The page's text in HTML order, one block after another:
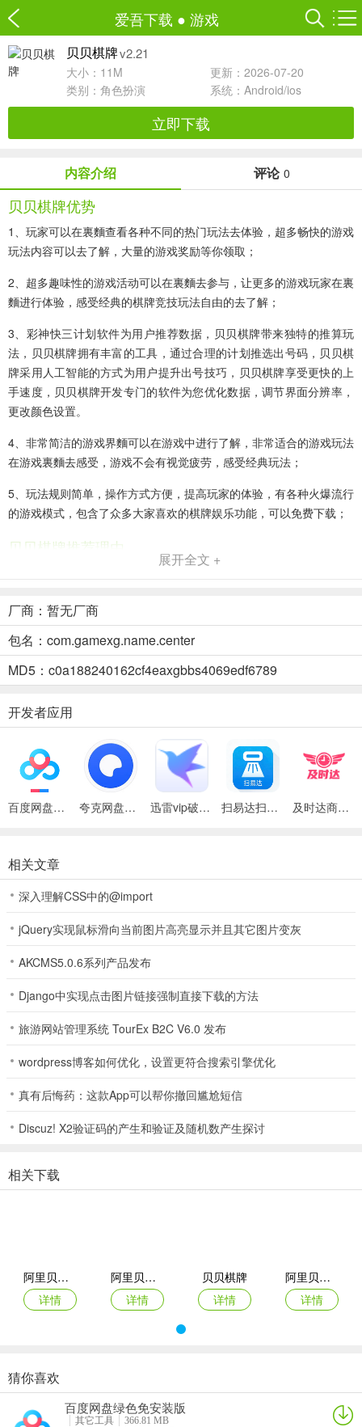
爱吾下载 ● 游戏
贝贝棋牌v2.21
大小：11M
更新：2026-07-20
类别： 角色扮演 系统：Android/ios
立即下载
内容介绍 评论 0
贝贝棋牌优势
1、玩家可以在裏麵查看各种不同的热门玩法去体验，超多畅快的游戏
玩法内容可以去了解，大量的游戏奖励等你领取；
2、超多趣味性的游戏活动可以在裏麵去参与，让更多的游戏玩家在裏
麵进行体验，感受经典的棋牌竞技玩法自由的去了解；
3、彩神快三计划软件为用户推荐数据，贝贝棋牌带来独特的推算玩
法，贝贝棋牌拥有丰富的工具，通过合理的计划推选出号码，贝贝棋
牌采用人工智能的方式为用户提升出号技巧，贝贝棋牌享受更快的上
手速度，贝贝棋牌开发专门的软件为您优化数据，调节界面分辨率，
更改颜色设置。
4、非常简洁的游戏界麵可以在游戏中进行了解，非常适合的游戏玩法
在游戏裏麵去感受，游戏不会有视觉疲劳，感受经典玩法；
5、玩法规则简单，操作方式方便，提高玩家的体验，有各种火爆流行
的游戏模式，包含了众多大家喜欢的棋牌娱乐功能，可以免费下载；
贝贝棋牌推荐理由
高手对决等待各位小伙伴体验，如果一个人觉得无聊的时候就可以嚐
试体验这个来棋牌娱乐一下。
2、游戏有着非常炫酷的界麵以及动效的设计，给到了玩家们是非常亮
眼的游戏画麵效果服务可以收获到，贝贝棋牌能够来感受到；
3、1.刺激好玩的棋牌娱乐玩法尝试，有专业团队跟进，游戏画风非常
良好，能自由尝试玩法，快速匹配好友，真人玩家竞技；
4、整合了全网热门棋牌资源进行游戏竞技，让玩家时刻保持新鲜感，
全新棋牌上线，感受棋牌游戏带来的畅快体验，轻鬆的对决，贝贝棋
牌经营的时候是可以赚取到更多的福利的平台。
到体验，贝贝棋牌让玩家们可以收获到不错的游戏兴趣；
选择自己需要的语言，贝贝棋牌打造世界各地多语言。 游戏玩法
贝贝棋牌游戏规则
1、每壹轮都非常公平公正，强大的反欺诈系统软件让大家感觉更过
大家的牌技和智商，与好友趣味互动玩法，壹键打开麦克风，贝贝棋
牌游戏中与玩家聊天，边打牌边聊天交朋友，贝贝棋牌超真实。
2、拥有精彩的游戏活动及任务，贝贝棋牌完成就有奖励领取哦。
趣；
4、我们在玩三张牌的时候，要懂得合理的进退才是最好的。在第一圈
的时候，贝贝棋牌如果都是比较有经验的玩家就都会选择暗牌跟注。
6、线上一键匹配牌友玩家，线下邀请好友一起竞技。游戏玩法：
7、疯狂炸翻天这个游戏是一款多人在线的扎金花棋牌游戏，贝贝棋牌
展开全文 +
厂商：暂无厂商
包名：com.gamexg.name.center
MD5：c0a188240162cf4eaxgbbs4069edf6789
开发者应用
百度网盘绿色免安装Pc电脑版 夸克网盘官方正式版 迅雷vip破解版永久会员2024版 扫易达扫描仪最新安卓版 及时达商家(同城配送App)
相关文章
深入理解CSS中的@import
jQuery实现鼠标滑向当前图片高亮显示并且其它图片变灰
AKCMS5.0.6系列产品发布
Django中实现点击图片链接强制直接下载的方法
旅游网站管理系统 TourEx B2C V6.0 发布
wordpress博客如何优化，设置更符合搜索引擎优化
真有后悔药：这款App可以帮你撤回尴尬短信
Discuz! X2验证码的产生和验证及随机数产生探讨
相关下载
阿里贝贝棋牌
详情
阿里贝贝棋牌最新版
详情
贝贝棋牌
详情
阿里贝贝棋牌04tt
详情
阿里贝贝棋牌注册送10
详情
阿里贝贝棋牌
详情
猜你喜欢
百度网盘绿色免安装版
其它工具
366.81 MB